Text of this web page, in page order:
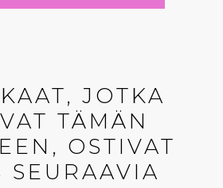
JOTKA
TÄMÄN
OSTIVAT
SEURAAVIA